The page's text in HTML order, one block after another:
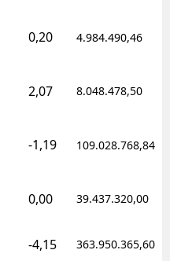
0,20 4.984.490,46
2,07 8.048.478,50
-1,19 109.028.768,84
0,00 39.437.320,00
-4,15 363.950.365,60